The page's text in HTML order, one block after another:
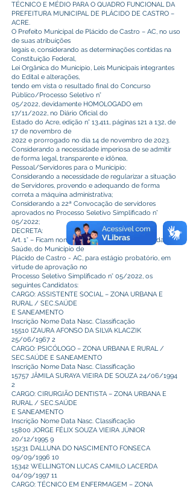
TÉCNICO E MÉDIO PARA O QUADRO FUNCIONAL DA
PREFEITURA MUNICIPAL DE PLÁCIDO DE CASTRO –
ACRE.
O Prefeito Municipal de Plácido de Castro – AC, no uso
de suas atribuições
legais e, considerando as determinações contidas na
Constituição Federal,
Lei Orgânica do Município, Leis Municipais integrantes
do Edital e alterações,
tendo em vista o resultado final do Concurso
Público/Processo Seletivo n°
05/2022, devidamente HOMOLOGADO em
17/11/2022, no Diário Oficial do
Estado do Acre, edição n° 13.411, páginas 121 a 132, de
17 de novembro de
2022 e prorrogado no dia 14 de novembro de 2023.
Considerando a necessidade imperiosa de se admitir
de forma legal, transparente e idônea,
Pessoal/Servidores para o Município;
Considerando a necessidade de regularizar a situação
de Servidores, provendo e adequando de forma
correta a máquina administrativa;
Considerando a 22ª Convocação de servidores
aprovados no Processo Seletivo Simplificado n°
05/2022;
DECRETA:
Art. 1° – Ficam nomeados para o cargo da área da
Saúde, do Município de
Plácido de Castro - AC, para estágio probatório, em
virtude de aprovação no
Processo Seletivo Simplificado n° 05/2022, os
seguintes Candidatos:
CARGO: ASSISTENTE SOCIAL – ZONA URBANA E
RURAL / SEC.SAÚDE
E SANEAMENTO
Inscrição Nome Data Nasc. Classificação
15510 IZAURA AFONSO DA SILVA KLACZIK
25/06/1967 2
CARGO: PSICÓLOGO – ZONA URBANA E RURAL /
SEC.SAÚDE E SANEAMENTO
Inscrição Nome Data Nasc. Classificação
15757 JÂMILA SURAYA VIEIRA DE SOUZA 24/06/1994
2
CARGO: CIRURGIÃO DENTISTA – ZONA URBANA E
RURAL / SEC.SAÚDE
E SANEAMENTO
Inscrição Nome Data Nasc. Classificação
15800 JORGE FÉLIX SOUZA VIEIRA JÚNIOR
20/12/1995 9
15231 DALLUNA DO NASCIMENTO FONSECA
09/09/1996 10
15342 WELLINGTON LUCAS CAMILO LACERDA
04/09/1997 11
CARGO: TÉCNICO EM ENFERMAGEM – ZONA